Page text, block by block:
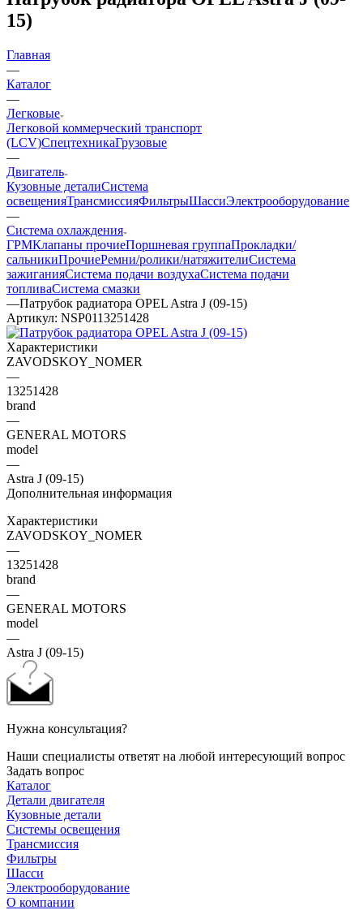
15)
Главная
—
Каталог
—
Легковые
Легковой коммерческий транспорт
(LCV)СпецтехникаГрузовые
—
Двигатель
Кузовные деталиСистема
освещенияТрансмиссияФильтрыШассиЭлектрооборудование
—
Система охлаждения
ГРМКлапаны прочиеПоршневая группаПрокладки/
сальникиПрочиеРемни/ролики/натяжителиСистема
зажиганияСистема подачи воздухаСистема подачи
топливаСистема смазки
—Патрубок радиатора OPEL Astra J (09-15)
Артикул: NSP0113251428
Характеристики
ZAVODSKOY_NOMER
—
13251428
brand
—
GENERAL MOTORS
model
—
Astra J (09-15)
Дополнительная информация
Характеристики
ZAVODSKOY_NOMER
—
13251428
brand
—
GENERAL MOTORS
model
—
Astra J (09-15)
Нужна консультация?
Наши специалисты ответят на любой интересующий вопрос
Задать вопрос
Каталог
Детали двигателя
Кузовные детали
Системы освещения
Трансмиссия
Фильтры
Шасси
Электрооборудование
О компании